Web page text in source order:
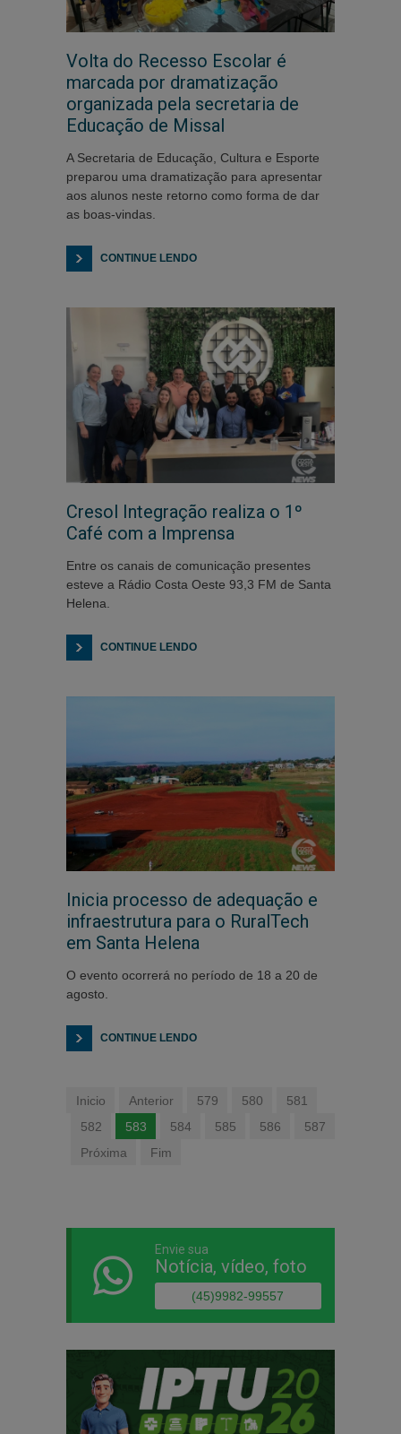
Volta do Recesso Escolar é
marcada por dramatização
organizada pela secretaria de
Educação de Missal
A Secretaria de Educação, Cultura e Esporte
preparou uma dramatização para apresentar
aos alunos neste retorno como forma de dar
as boas-vindas.
CONTINUE LENDO
Cresol Integração realiza o 1º
Café com a Imprensa
Entre os canais de comunicação presentes
esteve a Rádio Costa Oeste 93,3 FM de Santa
Helena.
CONTINUE LENDO
Inicia processo de adequação e
infraestrutura para o RuralTech
em Santa Helena
O evento ocorrerá no período de 18 a 20 de
agosto.
CONTINUE LENDO
Inicio Anterior 579 580
581
582
583 584 585 586
587
Próxima
Fim
Envie sua
Notícia, vídeo, foto
(45)9982-99557